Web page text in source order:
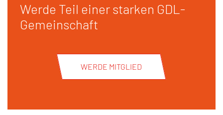
Werde Teil einer starken GDL-
Gemeinschaft
WERDE MITGLIED